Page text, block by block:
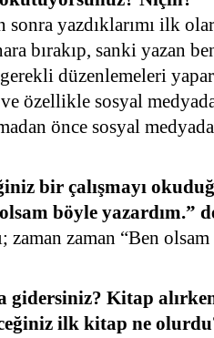
yazdıklarımı ilk
bırakıp, sanki yazan
düzenlemeleri
özellikle sosyal
önce sosyal
bir çalışmayı
böyle yazardım.”
zaman zaman “Ben
gidersiniz? Kitap
ilk kitap ne